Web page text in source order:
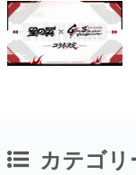
カテゴ